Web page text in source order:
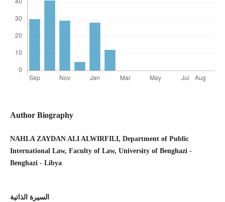
Author Biography
NAHLA ZAYDAN ALI ALWIRFILI, Department of Public
International Law, Faculty of Law, University of Benghazi -
Benghazi - Libya
السيرة الذاتية